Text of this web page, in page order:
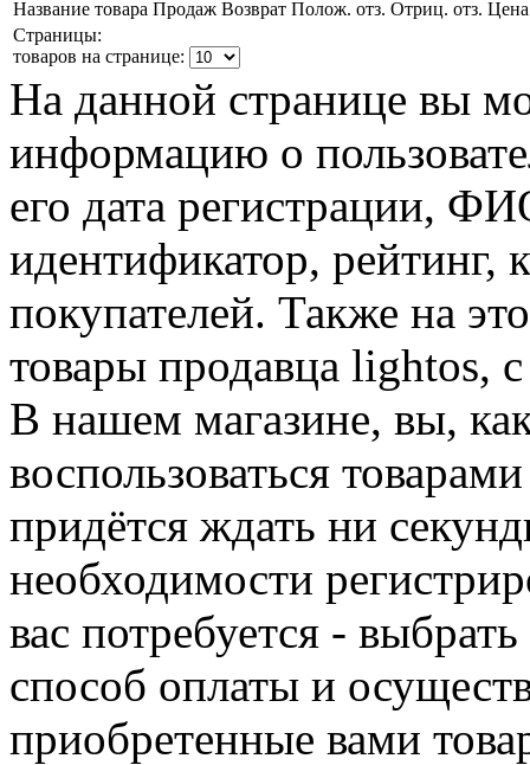
Название товара Продаж Возврат Полож. отз. Отриц. отз. Цена
Страницы:
товаров на странице:
На данной странице вы
информацию о
его дата регистрации,
идентификатор, рейтинг,
покупателей. Также на
товары продавца lightos,
В нашем магазине, вы,
воспользоваться
придётся ждать ни
необходимости
вас потребуется -
способ оплаты и
приобретенные вами